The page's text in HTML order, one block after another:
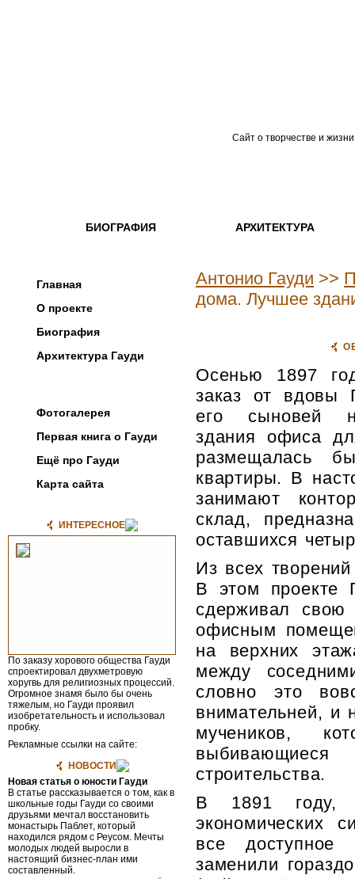
Сайт о творчестве и
БИОГРАФИЯ АРХИТЕКТУРА
Главная
О проекте
Биография
Архитектура Гауди
Фотогалерея
Первая книга о Гауди
Ещё про Гауди
Карта сайта
ИНТЕРЕСНОЕ
По заказу хорового общества Гауди
спроектировал двухметровую
хоругвь для религиозных процес­сий.
Огромное знамя было бы очень
тяжелым, но Гауди проявил
изобретательность и использовал
пробку.
Рекламные ссылки на сайте:
НОВОСТИ
Новая статья о юности Гауди
В статье рассказывается о том, как в
школьные годы Гауди со своими
друзьями мечтал восстановить
монастырь Паблет, который
находился рядом с Реусом. Мечты
молодых людей выросли в
настоящий бизнес-план ими
составленный.
Антонио Гауди >>
дома. Лучшее
Осенью 1897
заказ от вдо­вы
его сыновей
здания офиса
размещалась
квартиры. В
занимают
склад,
оставшихся
Из всех
В этом проекте
сдерживал
офисным
на верхних
между
словно это
внимательней, и
мучеников,
выбивающиеся
строительства.
В 1891 году,
экономических
все доступное
заменили